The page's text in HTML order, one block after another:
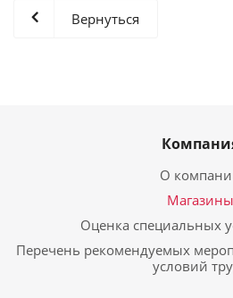
Вернуться
О
Магазины
Оценка специальных
Перечень рекомендуемых
условий